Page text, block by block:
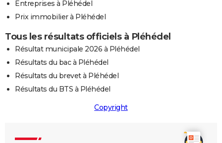
Entreprises à Pléhédel
Prix immobilier à Pléhédel
Tous les résultats officiels à Pléhédel
Résultat municipale 2026 à Pléhédel
Résultats du bac à Pléhédel
Résultats du brevet à Pléhédel
Résultats du BTS à Pléhédel
Copyright